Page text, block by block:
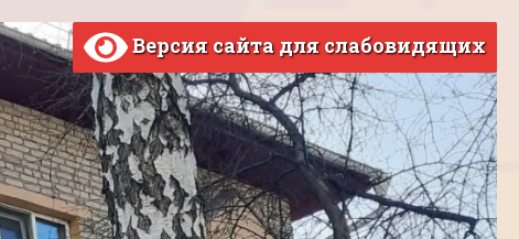
Версия сайта для слабовидящих